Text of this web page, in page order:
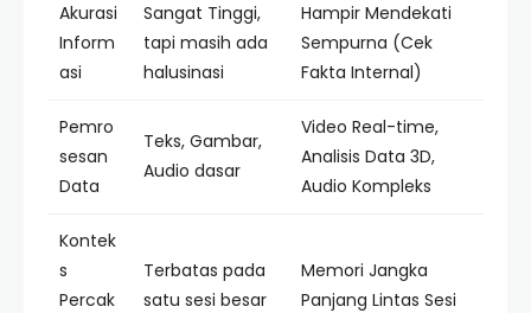
Akurasi
Inform
asi
Sangat Tinggi,
tapi masih ada
halusinasi
Hampir Mendekati
Sempurna (Cek
Fakta Internal)
Pemro
sesan
Data
Teks, Gambar,
Audio dasar
Video Real-time,
Analisis Data 3D,
Audio Kompleks
Kontek
s
Percak
Terbatas pada
satu sesi besar
Memori Jangka
Panjang Lintas Sesi